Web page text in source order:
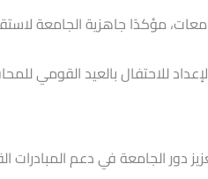
مؤكدًا جاهزية الجامعة
للاحتفال بالعيد القومي
دور الجامعة في دعم المبادرات